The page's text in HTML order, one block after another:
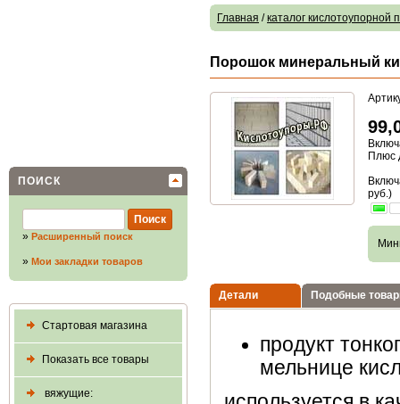
ПОИСК
» Расширенный поиск
» Мои закладки товаров
Стартовая магазина
Показать все товары
вяжущие:
Главная /каталог кислотоупорной
Порошок минеральный
Плюс
руб.)
Детали Подобные
продукт
мельнице